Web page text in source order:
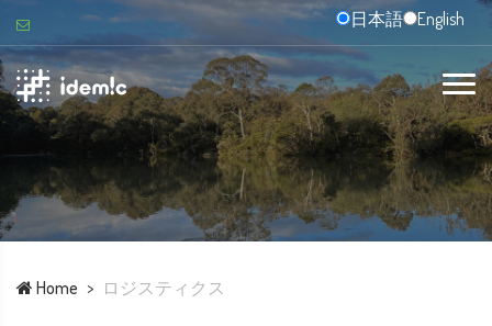
日本語 English
Home ロジスティクス